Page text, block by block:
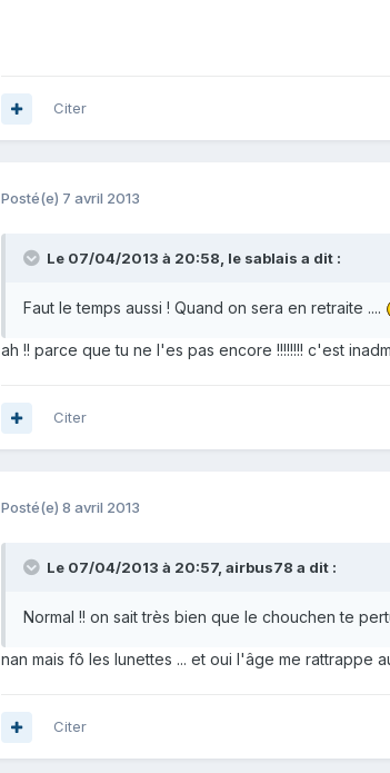
Citer
Posté(e) 7 avril 2013
Le 07/04/2013 à 20:58, le sablais a dit :
Faut le temps aussi ! Quand on sera en retraite ....
ah !! parce que tu ne l'es pas encore !!!!!!!! c'est
Citer
Posté(e) 8 avril 2013
Le 07/04/2013 à 20:57, airbus78 a dit :
Normal !! on sait très bien que le chouchen te
nan mais fô les lunettes ... et oui l'âge me rattrappe
Citer